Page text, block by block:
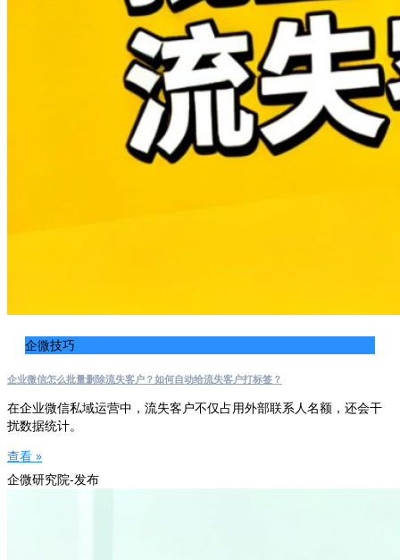
企微技巧
企业微信怎么批量删除流失客户？如何自动给流失客户打标签？
在企业微信私域运营中，流失客户不仅占用外部联系人名额，还会干
扰数据统计。
查看 »
企微研究院-发布